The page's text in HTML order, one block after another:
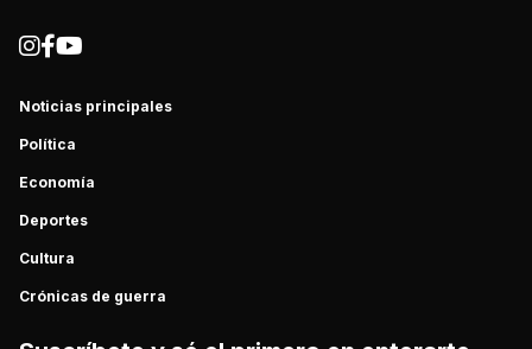
Noticias principales
Política
Economía
Deportes
Cultura
Crónicas de guerra